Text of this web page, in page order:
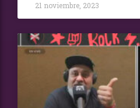
21 noviembre, 2023